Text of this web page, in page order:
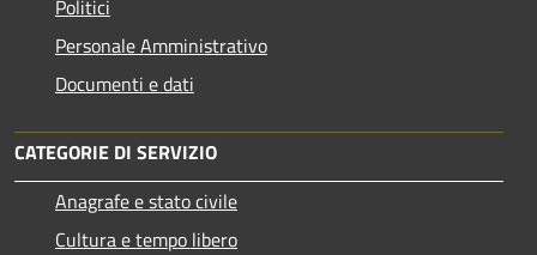
Politici
Personale Amministrativo
Documenti e dati
CATEGORIE DI SERVIZIO
Anagrafe e stato civile
Cultura e tempo libero